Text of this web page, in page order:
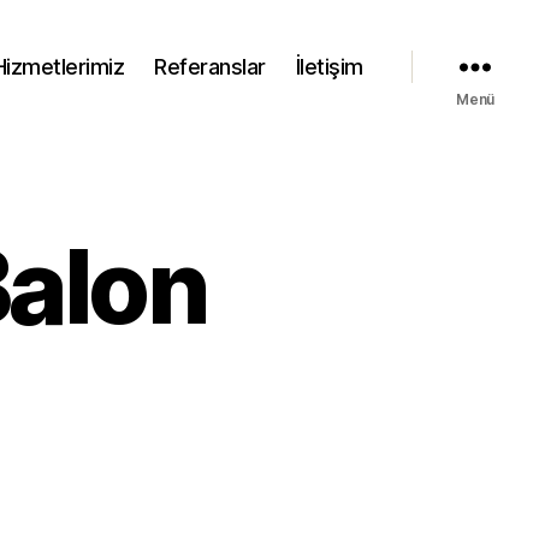
Referanslar İletişim
Menü